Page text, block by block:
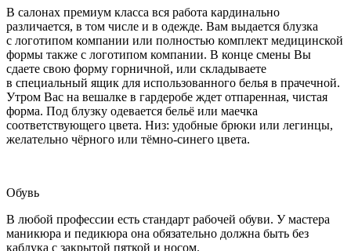
В салонах премиум класса вся работа кардинально
различается, в том числе и в одежде. Вам выдается блузка
с логотипом компании или полностью комплект медицинской
формы также с логотипом компании. В конце смены Вы
сдаете свою форму горничной, или складываете
в специальный ящик для использованного белья в прачечной.
Утром Вас на вешалке в гардеробе ждет отпаренная, чистая
форма. Под блузку одевается бельё или маечка
соответствующего цвета. Низ: удобные брюки или легинцы,
желательно чёрного или тёмно-синего цвета.
Обувь
В любой профессии есть стандарт рабочей обуви. У мастера
маникюра и педикюра она обязательно должна быть без
каблука с закрытой пяткой и носом.